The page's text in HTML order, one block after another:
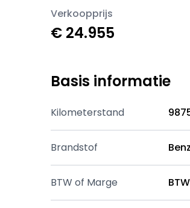
Verkoopprijs
€ 24.955
Basis informatie
Kilometerstand
Brandstof
BTW of Marge BTW